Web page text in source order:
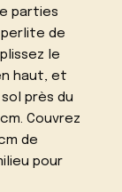
parties
de
le
haut, et
près du
Couvrez
de
pour